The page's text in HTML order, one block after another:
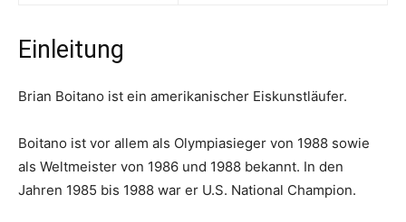
Einleitung
Brian Boitano ist ein amerikanischer Eiskunstläufer.
Boitano ist vor allem als Olympiasieger von 1988 sowie
als Weltmeister von 1986 und 1988 bekannt. In den
Jahren 1985 bis 1988 war er U.S. National Champion.